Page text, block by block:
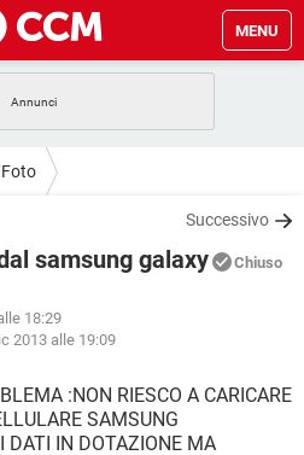
MENU
ANDROID
WHATSAPP
WHATSAPP
GAMING
WINDOWS 10
WHATSAPP
FACEBOOK
GAMING
WINDOWS 10
WHATSAPP
GAMING
ANDROID
Successivo
samsung galaxy Chiuso
18:29
2013 alle 19:09
:NON RIESCO A CARICARE
SAMSUNG
DATI IN DOTAZIONE MA